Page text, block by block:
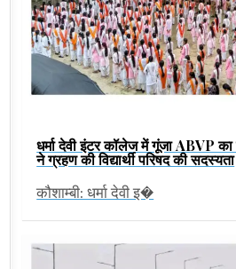
धर्मा देवी इंटर कॉलेज में गूंजा ABVP का
ने ग्रहण की विद्यार्थी परिषद की सदस्यता
कौशाम्बी: धर्मा देवी इ�